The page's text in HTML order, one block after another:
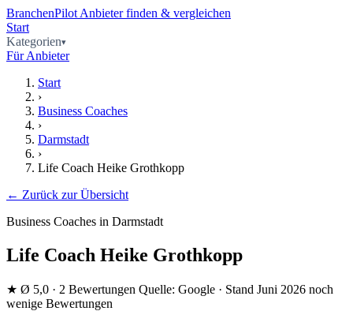
BranchenPilot Anbieter finden & vergleichen
Start
Kategorien
Für Anbieter
Start
›
Business Coaches
›
Darmstadt
›
Life Coach Heike Grothkopp
← Zurück zur Übersicht
Business Coaches in Darmstadt
Life Coach Heike Grothkopp
★ Ø 5,0 · 2 Bewertungen Quelle: Google · Stand Juni 2026 noch
wenige Bewertungen